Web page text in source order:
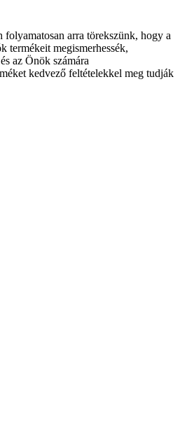
arra törekszünk, hogy a
termékeit megismerhessék,
az Önök számára
kedvező feltételekkel meg tudják